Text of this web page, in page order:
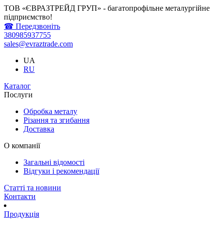
ТОВ «ЄВРАЗТРЕЙД ГРУП» - багатопрофільне металургійне
підприємство!
☎ Передзвоніть
380985937755
sales@evraztrade.com
UA
RU
Каталог
Послуги
Обробка металу
Різання та згибання
Доставка
О компанії
Загальні відомості
Відгуки і рекомендації
Статті та новини
Контакти
Продукція